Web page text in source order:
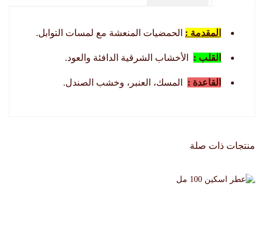
المقدمة : الحمضيات المنعشة مع لمسات التوابل.
القلب : الأخشاب الشرقية الدافئة والعود.
القاعدة : المسك، العنبر، وخشب الصندل.
منتجات ذات صلة